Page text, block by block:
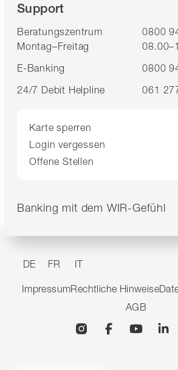
Support
Beratungszentrum
0800
Montag–Freitag
E-Banking
0800
24/7 Debit Helpline
061
Karte sperren
Login vergessen
Offene Stellen
Banking mit dem WIR-Gefühl
DE FR IT
ImpressumRechtliche Hinweise
AGB
InstagramFacebookYouTube